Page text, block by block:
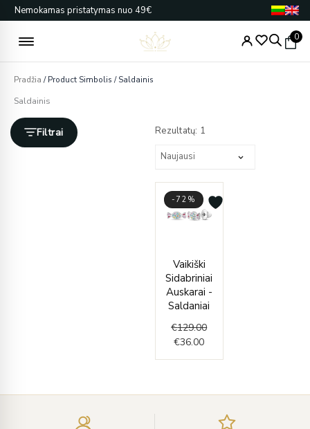
Pereiti
prie
turinio
Nemokamas pristatymas nuo 49€
0
Pradžia / Product Simbolis / Saldainis
Saldainis
Filtrai Rezultatų: 1
-72%
Vaikiški
Sidabriniai
Auskarai -
Saldaniai
€129.00
was:
€129.00.
€36.00
price
is:
€36.00.